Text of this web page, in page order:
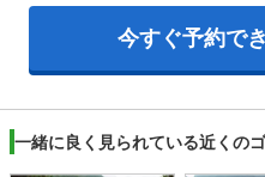
今すぐ予約で
一緒に良く見られている近くの